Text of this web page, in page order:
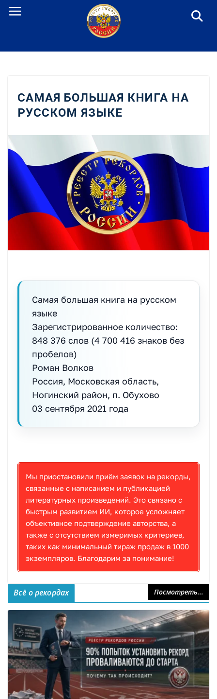
Перейти
САМАЯ БОЛЬШАЯ КНИГА НА
РУССКОМ ЯЗЫКЕ
Самая большая книга на русском
языке
Зарегистрированное количество:
848 376 слов (4 700 416 знаков без
пробелов)
Роман Волков
Россия, Московская область,
Ногинский район, п. Обухово
03 сентября 2021 года
Мы приостановили приём заявок на рекорды,
связанные с написанием и публикацией
литературных произведений. Это связано с
быстрым развитием ИИ, которое усложняет
объективное подтверждение авторства, а
также с отсутствием измеримых критериев,
таких как минимальный тираж продаж в 1000
экземпляров. Благодарим за понимание!
Всё о рекордах Посмотреть...